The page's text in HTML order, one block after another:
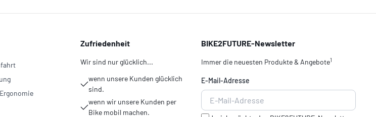
Zufriedenheit
Wir sind nur glücklich...
wenn unsere Kunden glücklich
sind.
wenn wir unsere Kunden per
Bike mobil machen.
BIKE2FUTURE-Newsletter
Immer die neuesten Produkte & Angebote1
E-Mail-Adresse